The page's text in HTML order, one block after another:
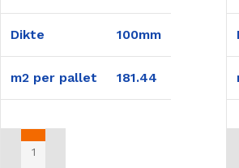
Dikte 100mm
m2 per pallet 181.44
TOEVOEGEN AAN WINKELWAGEN